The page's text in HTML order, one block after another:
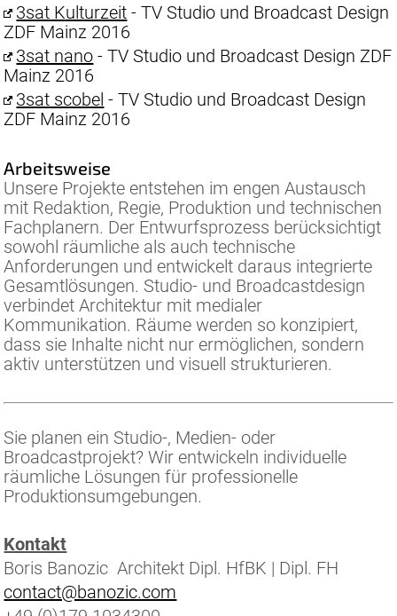
3sat Kulturzeit - TV Studio und Broadcast Design
ZDF Mainz 2016
3sat nano - TV Studio und Broadcast Design ZDF
Mainz 2016
3sat scobel - TV Studio und Broadcast Design
ZDF Mainz 2016
Arbeitsweise
Unsere Projekte entstehen im engen Austausch
mit Redaktion, Regie, Produktion und technischen
Fachplanern. Der Entwurfsprozess berücksichtigt
sowohl räumliche als auch technische
Anforderungen und entwickelt daraus integrierte
Gesamtlösungen. Studio- und Broadcastdesign
verbindet Architektur mit medialer
Kommunikation. Räume werden so konzipiert,
dass sie Inhalte nicht nur ermöglichen, sondern
aktiv unterstützen und visuell strukturieren.
Sie planen ein Studio-, Medien- oder
Broadcastprojekt? Wir entwickeln individuelle
räumliche Lösungen für professionelle
Produktionsumgebungen.
Kontakt
Boris Banozic Architekt Dipl. HfBK | Dipl. FH
contact@banozic.com